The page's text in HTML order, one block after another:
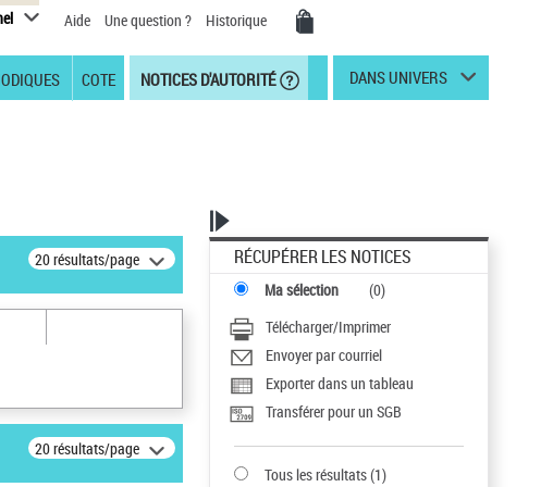
Aide Une question ? Historique
COTE NOTICES D'AUTORITÉ DANS UNIVERS
20 résultats/page
20 résultats/page
RÉCUPÉRER LES NOTICES
Ma sélection (0)
Télécharger/Imprimer
Envoyer par courriel
Exporter dans un tableau
Transférer pour un SGB
Tous les résultats(1)